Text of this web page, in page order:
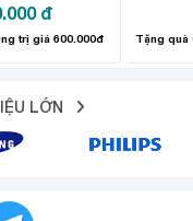
đ
trị giá 600.000đ
LỚN